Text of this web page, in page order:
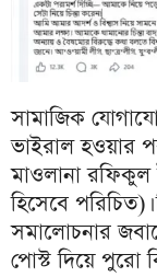
সামাজিক
ভাইরাল হওয়ার
মাওলানা রফিকুল
হিসেবে
সমালোচনার
পোস্ট দিয়ে পুরো